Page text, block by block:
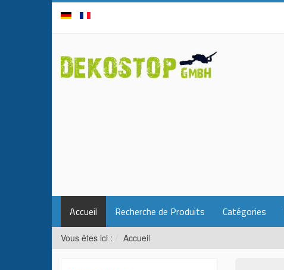
Accueil Recherche de Produits Catégories
Vous êtes ici : Accueil